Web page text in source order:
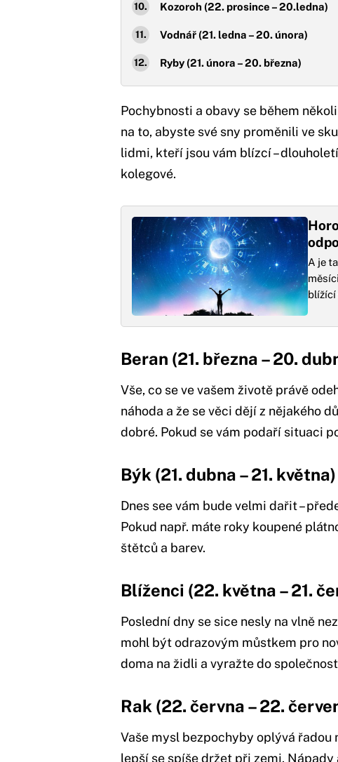
Kozoroh (22. prosince – 20.ledna)
Vodnář (21. ledna – 20. února)
Ryby (21. února – 20. března)
Pochybnosti a obavy se během
na to, abyste své sny proměnili ve
lidmi, kteří jsou vám blízcí –
kolegové.
A je
blížící
Beran (21. března – 20.
Vše, co se ve vašem životě právě
náhoda a že se věci dějí z nějakého
dobré. Pokud se vám podaří situaci
Býk (21. dubna – 21. května)
Dnes see vám bude velmi dařit –
Pokud např. máte roky koupené
štětců a barev.
Blíženci (22. května – 21.
Poslední dny se sice nesly na vlně
mohl být odrazovým můstkem pro
doma na židli a vyražte do
Rak (22. června – 22.
Vaše mysl bezpochyby oplývá řadou
lepší se spíše držet při zemi.